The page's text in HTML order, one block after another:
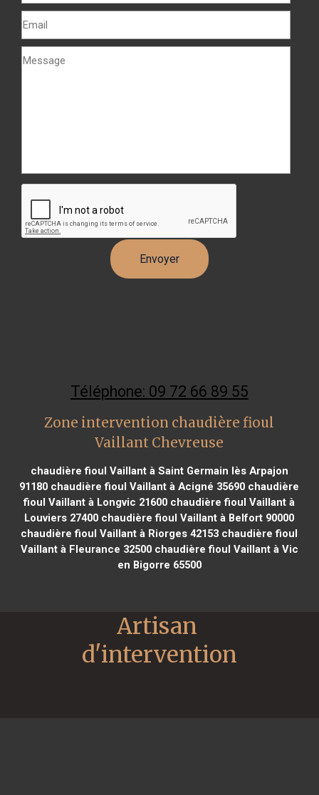
Téléphone: 09 72 66 89 55
Zone intervention chaudière fioul
Vaillant Chevreuse
chaudière fioul Vaillant à Saint Germain lès Arpajon
91180 chaudière fioul Vaillant à Acigné 35690 chaudière
fioul Vaillant à Longvic 21600 chaudière fioul Vaillant à
Louviers 27400 chaudière fioul Vaillant à Belfort 90000
chaudière fioul Vaillant à Riorges 42153 chaudière fioul
Vaillant à Fleurance 32500chaudière fioul Vaillant à Vic
en Bigorre 65500
Artisan
d'intervention